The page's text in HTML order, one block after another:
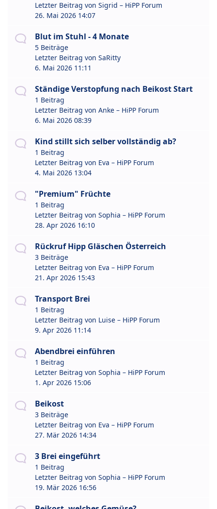
Letzter Beitrag von Sigrid – HiPP Forum
26. Mai 2026 14:07
Blut im Stuhl - 4 Monate
5 Beiträge
Letzter Beitrag von SaRitty
6. Mai 2026 11:11
Ständige Verstopfung nach Beikost Start
1 Beitrag
Letzter Beitrag von Anke – HiPP Forum
6. Mai 2026 08:39
Kind stillt sich selber vollständig ab?
1 Beitrag
Letzter Beitrag von Eva – HiPP Forum
4. Mai 2026 13:04
"Premium" Früchte
1 Beitrag
Letzter Beitrag von Sophia – HiPP Forum
28. Apr 2026 16:10
Rückruf Hipp Gläschen Österreich
3 Beiträge
Letzter Beitrag von Eva – HiPP Forum
21. Apr 2026 15:43
Transport Brei
1 Beitrag
Letzter Beitrag von Luise – HiPP Forum
9. Apr 2026 11:14
Abendbrei einführen
1 Beitrag
Letzter Beitrag von Sophia – HiPP Forum
1. Apr 2026 15:06
Beikost
3 Beiträge
Letzter Beitrag von Eva – HiPP Forum
27. Mär 2026 14:34
3 Brei eingeführt
1 Beitrag
Letzter Beitrag von Sophia – HiPP Forum
19. Mär 2026 16:56